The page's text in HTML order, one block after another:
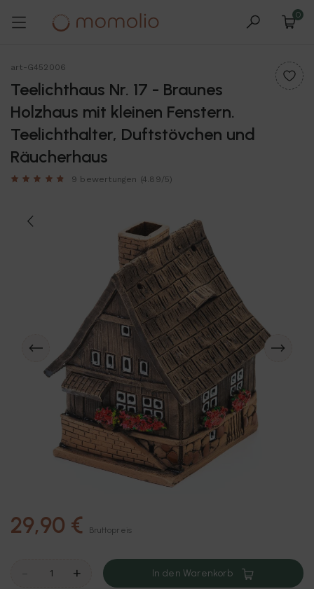
0
art-G452006
Teelichthaus Nr. 17 - Braunes
Holzhaus mit kleinen Fenstern.
Teelichthalter, Duftstövchen und
Räucherhaus
9 bewertungen (4.89/5)
29,90 € Bruttopreis
+ In den Warenkorb